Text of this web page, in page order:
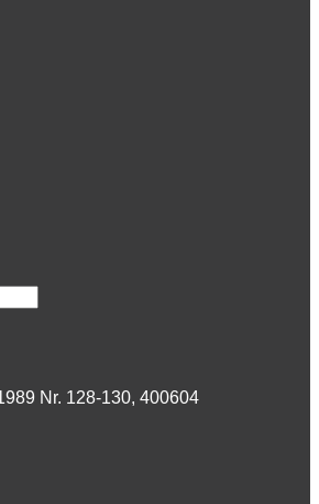
Nr. 128-130, 400604